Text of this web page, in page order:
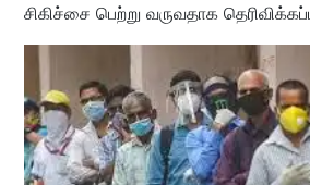
சிகிச்சை பெற்று வருவதாக